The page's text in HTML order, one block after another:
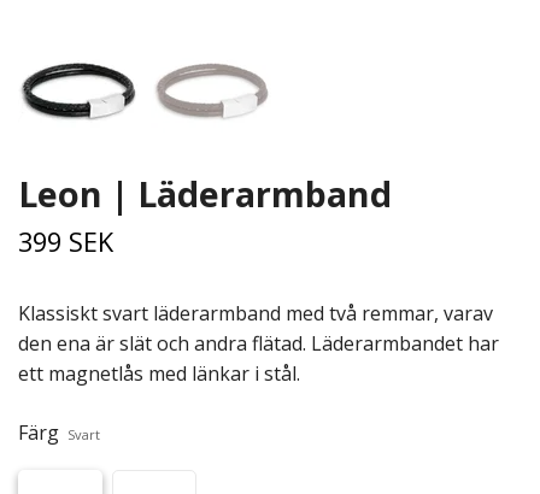
Leon | Läderarmband
399 SEK
Klassiskt svart läderarmband med två remmar, varav
den ena är slät och andra flätad. Läderarmbandet har
ett magnetlås med länkar i stål.
Färg Svart